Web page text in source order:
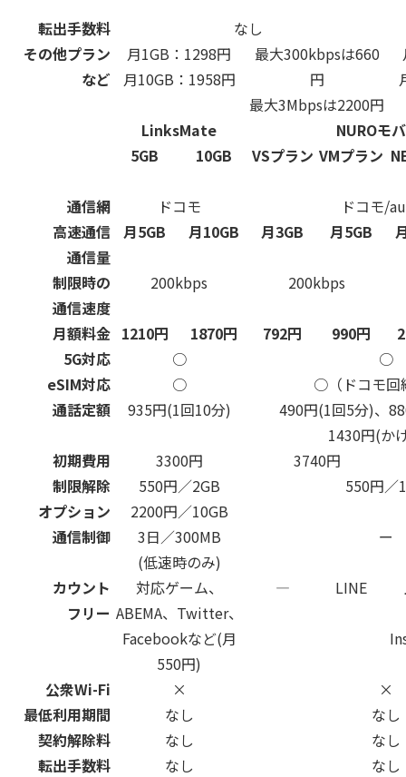
転出手数料
なし
その他プラン
など
月1GB：1298円
月10GB：1958円
最大300kbpsは660
円
最大3Mbpsは2200円
LinksMate
NUROモ
5GB
10GB VSプラン VMプラン
通信網 ドコモ
ドコモ/
高速通信
通信量
月5GB 月10GB 月3GB 月5GB
制限時の
通信速度
200kbps 200kbps
月額料金 1210円 1870円 792円 990円
5G対応
○
○
eSIM対応
○
○（ドコモ回
通話定額
935円(1回10分)
490円(1回5分)、
1430円(か
初期費用
3300円
3740円
制限解除
オプション
550円／2GB
2200円／10GB
550円／
通信制御
3日／300MB
(低速時のみ)
ー
カウント
フリー
対応ゲーム、
ABEMA、Twitter、
Facebookなど(月
550円)
― LINE
公衆Wi-Fi ×
×
最低利用期間
なし
なし
契約解除料
なし
なし
転出手数料
なし
なし